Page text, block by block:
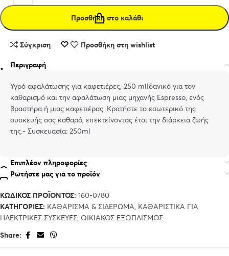
Προσθήκη στο καλάθι
Σύγκριση Προσθήκη στη wishlist
Περιγραφή
Υγρό αφαλάτωσης για καφετιέρες, 250 mlΙδανικό για τον
καθαρισμό και την αφαλάτωση μιας μηχανής Espresso, ενός
βραστήρα ή μιας καφετιέρας. Κρατήστε το εσωτερικό της
συσκευής σας καθαρό, επεκτείνοντας έτσι την διάρκεια ζωής
της.- Συσκευασία: 250ml
Επιπλέον πληροφορίες
Ρωτήστε μας για το προϊόν
ΚΩΔΙΚΌΣ ΠΡΟΪΌΝΤΟΣ: 160-0780
ΚΑΤΗΓΟΡΊΕΣ: ΚΑΘΆΡΙΣΜΑ & ΣΙΔΈΡΩΜΑ ΚΑΘΑΡΙΣΤΙΚΆ ΓΙΑ
ΗΛΕΚΤΡΙΚΈΣ ΣΥΣΚΕΥΈΣ ΟΙΚΙΑΚΌΣ ΕΞΟΠΛΙΣΜΌΣ
Share: